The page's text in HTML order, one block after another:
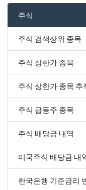
주식
주식 검색상위 종목
주식 상한가 종목
주식 상한가 종목 추
주식 급등주 종목
주식 배당금 내역
미국주식 배당금 내
한국은행 기준금리